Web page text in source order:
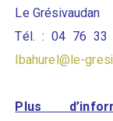
Le Grésivaudan
Tél. : 04 76
lbahurel@le-
Plus